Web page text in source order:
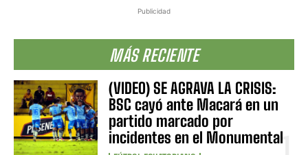
Publicidad
MÁS RECIENTE
(VIDEO) SE AGRAVA LA CRISIS:
BSC cayó ante Macará en un
partido marcado por
incidentes en el Monumental